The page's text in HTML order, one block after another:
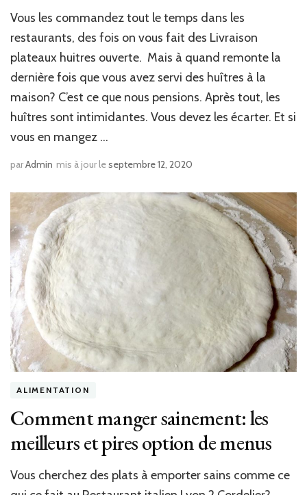
Vous les commandez tout le temps dans les
restaurants, des fois on vous fait des Livraison
plateaux huitres ouverte. Mais à quand remonte la
dernière fois que vous avez servi des huîtres à la
maison? C’est ce que nous pensions. Après tout, les
huîtres sont intimidantes. Vous devez les écarter. Et si
vous en mangez …
parAdmin mis à jour leseptembre 12, 2020
ALIMENTATION
Comment manger sainement: les
meilleurs et pires option de menus
Vous cherchez des plats à emporter sains comme ce